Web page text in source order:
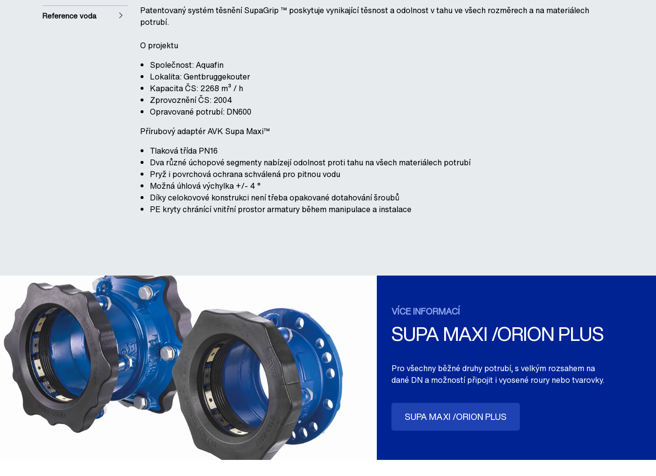
Reference voda
Patentovaný systém těsnění SupaGrip ™ poskytuje vynikající těsnost a odolnost v tahu ve všech rozměrech a na materiálech
potrubí.
O projektu
Společnost: Aquafin
Lokalita: Gentbruggekouter
Kapacita ČS: 2268 m³ / h
Zprovoznění ČS: 2004
Opravované potrubí: DN600
Přírubový adaptér AVK Supa Maxi™
Tlaková třída PN16
Dva různé úchopové segmenty nabízejí odolnost proti tahu na všech materiálech potrubí
Pryž i povrchová ochrana schválená pro pitnou vodu
Možná úhlová výchylka +/- 4 °
Díky celokovové konstrukci není třeba opakované dotahování šroubů
PE kryty chránící vnitřní prostor armatury během manipulace a instalace
VÍCE INFORMACÍ
SUPA MAXI /ORION PLUS
Pro všechny běžné druhy potrubí, s velkým rozsahem na
dané DN a možností připojit i vyosené roury nebo tvarovky.
SUPA MAXI /ORION PLUS